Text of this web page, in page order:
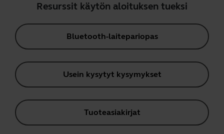
Resurssit käytön aloituksen tueksi
Bluetooth-laitepariopas
Usein kysytyt kysymykset
Tuoteasiakirjat